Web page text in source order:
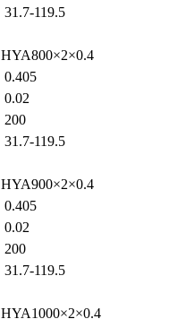
31.7-119.5
HYA800×2×0.4
0.405
0.02
200
31.7-119.5
HYA900×2×0.4
0.405
0.02
200
31.7-119.5
HYA1000×2×0.4